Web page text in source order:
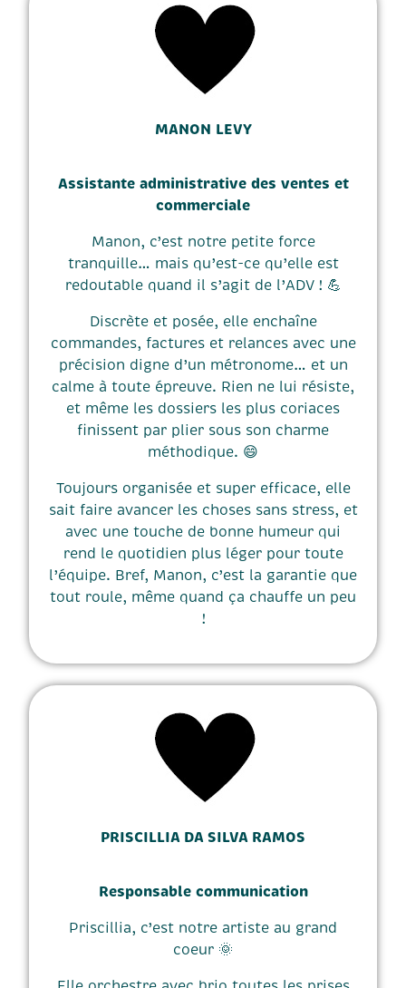
MANON LEVY
Assistante administrative des ventes et
commerciale
Manon, c’est notre petite force
tranquille… mais qu’est-ce qu’elle est
redoutable quand il s’agit de l’ADV ! 💪
Discrète et posée, elle enchaîne
commandes, factures et relances avec une
précision digne d’un métronome… et un
calme à toute épreuve. Rien ne lui résiste,
et même les dossiers les plus coriaces
finissent par plier sous son charme
méthodique. 😄
Toujours organisée et super efficace, elle
sait faire avancer les choses sans stress, et
avec une touche de bonne humeur qui
rend le quotidien plus léger pour toute
l’équipe. Bref, Manon, c’est la garantie que
tout roule, même quand ça chauffe un peu
!
PRISCILLIA DA SILVA RAMOS
Responsable communication
Priscillia, c’est notre artiste au grand
coeur 🌞